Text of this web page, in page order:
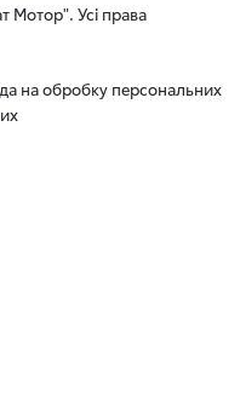
Мотор". Усі права
на обробку персональних